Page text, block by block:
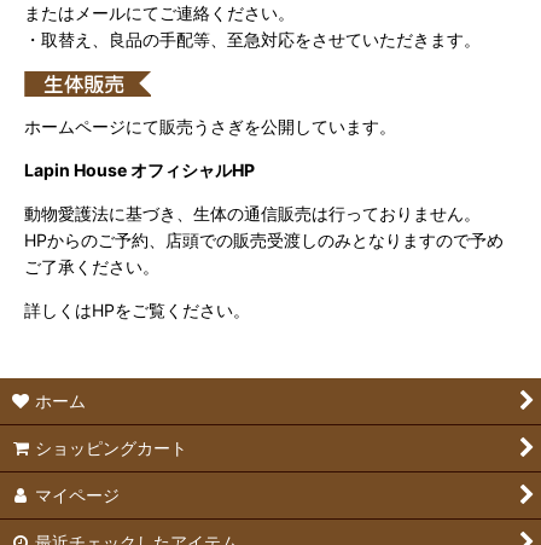
またはメールにてご連絡ください。
・取替え、良品の手配等、至急対応をさせていただきます。
ホームページにて販売うさぎを公開しています。
Lapin House オフィシャルHP
動物愛護法に基づき、生体の通信販売は行っておりません。
HPからのご予約、店頭での販売受渡しのみとなりますので予め
ご了承ください。
詳しくはHPをご覧ください。
ホーム
ショッピングカート
マイページ